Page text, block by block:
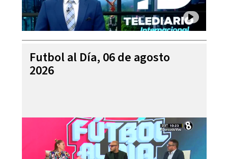
Futbol al Día, 06 de agosto
2026